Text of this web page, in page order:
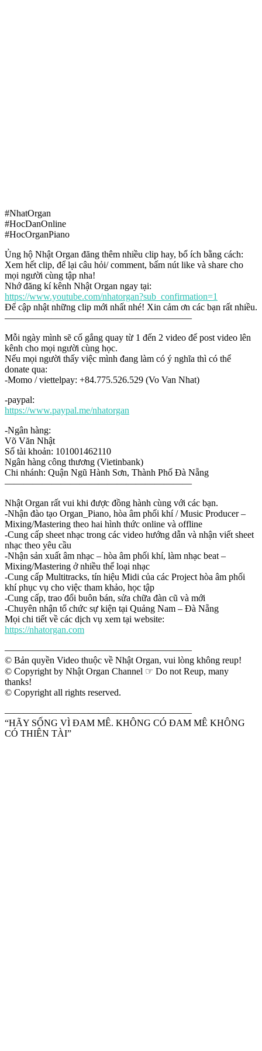
#NhatOrgan
#HocDanOnline
#HocOrganPiano
Ủng hộ Nhật Organ đăng thêm nhiều clip hay, bổ ích bằng cách:
Xem hết clip, để lại câu hỏi/ comment, bấm nút like và share cho
mọi người cùng tập nha!
Nhớ đăng kí kênh Nhật Organ ngay tại:
https://www.youtube.com/nhatorgan?sub_confirmation=1
Để cập nhật những clip mới nhất nhé! Xin cảm ơn các bạn rất nhiều.
————————————————————
Mỗi ngày mình sẽ cố gắng quay từ 1 đến 2 video để post video lên
kênh cho mọi người cùng học.
Nếu mọi người thấy việc mình đang làm có ý nghĩa thì có thể
donate qua:
-Momo / viettelpay: +84.775.526.529 (Vo Van Nhat)
-paypal:
https://www.paypal.me/nhatorgan
-Ngân hàng:
Võ Văn Nhật
Số tài khoản: 101001462110
Ngân hàng công thương (Vietinbank)
Chi nhánh: Quận Ngũ Hành Sơn, Thành Phố Đà Nẵng
————————————————————
Nhật Organ rất vui khi được đồng hành cùng với các bạn.
-Nhận đào tạo Organ_Piano, hòa âm phối khí / Music Producer –
Mixing/Mastering theo hai hình thức online và offline
-Cung cấp sheet nhạc trong các video hướng dẫn và nhận viết sheet
nhạc theo yêu cầu
-Nhận sản xuất âm nhạc – hòa âm phối khí, làm nhạc beat –
Mixing/Mastering ở nhiều thể loại nhạc
-Cung cấp Multitracks, tín hiệu Midi của các Project hòa âm phối
khí phục vụ cho việc tham khảo, học tập
-Cung cấp, trao đổi buôn bán, sửa chữa đàn cũ và mới
-Chuyên nhận tổ chức sự kiện tại Quảng Nam – Đà Nẵng
Mọi chi tiết về các dịch vụ xem tại website:
https://nhatorgan.com
————————————————————
© Bản quyền Video thuộc về Nhật Organ, vui lòng không reup!
© Copyright by Nhật Organ Channel ☞ Do not Reup, many
thanks!
© Copyright all rights reserved.
————————————————————
“HÃY SỐNG VÌ ĐAM MÊ. KHÔNG CÓ ĐAM MÊ KHÔNG
CÓ THIÊN TÀI”